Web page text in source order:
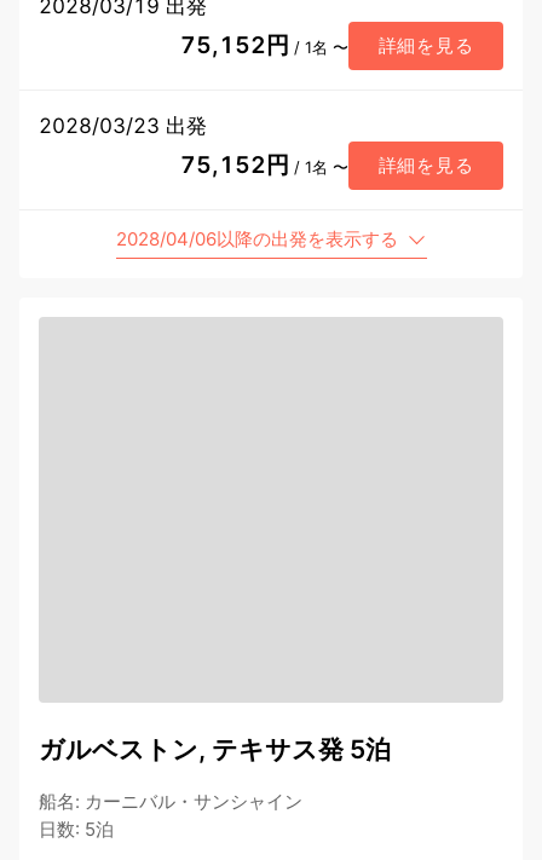
2028/03/19 出発
75,152円 / 1名 〜 詳細を見る
2028/03/23 出発
75,152円 / 1名 〜 詳細を見る
2028/04/06以降の出発を表示する
ガルベストン, テキサス発 5泊
船名: カーニバル・サンシャイン
日数: 5泊